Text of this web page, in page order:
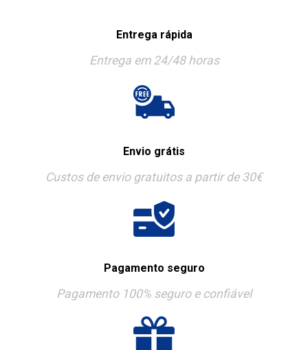
Entrega rápida
Entrega em 24/48 horas
Envio grátis
Custos de envio gratuitos a partir de 30€
Pagamento seguro
Pagamento 100% seguro e confiável